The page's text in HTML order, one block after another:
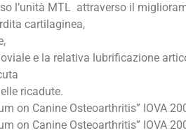
l’unità MTL attraverso il
cartilaginea,
e la relativa lubrificazione
ricadute.
on Canine Osteoarthritis” IOVA
on Canine Osteoarthritis” IOVA